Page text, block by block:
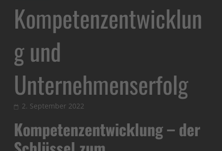
Kompetenzentwicklun
g und
Unternehmenserfolg
2. September 2022
Kompetenzentwicklung – der